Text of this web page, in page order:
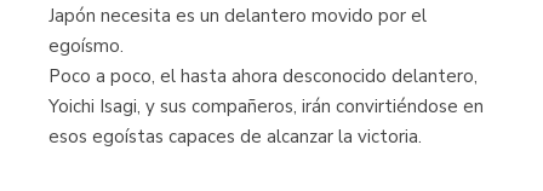
Japón necesita es un delantero movido por el
egoísmo.
Poco a poco, el hasta ahora desconocido delantero,
Yoichi Isagi, y sus compañeros, irán convirtiéndose en
esos egoístas capaces de alcanzar la victoria.